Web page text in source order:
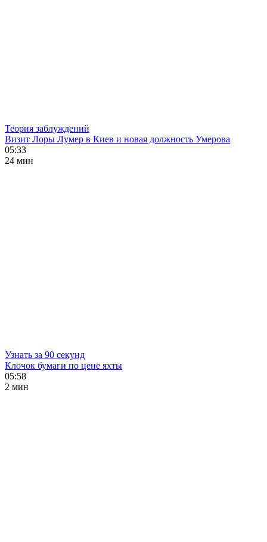
Теория заблуждений
Визит Лоры Лумер в Киев и новая должность Умерова
05:33
24 мин
Узнать за 90 секунд
Клочок бумаги по цене яхты
05:58
2 мин